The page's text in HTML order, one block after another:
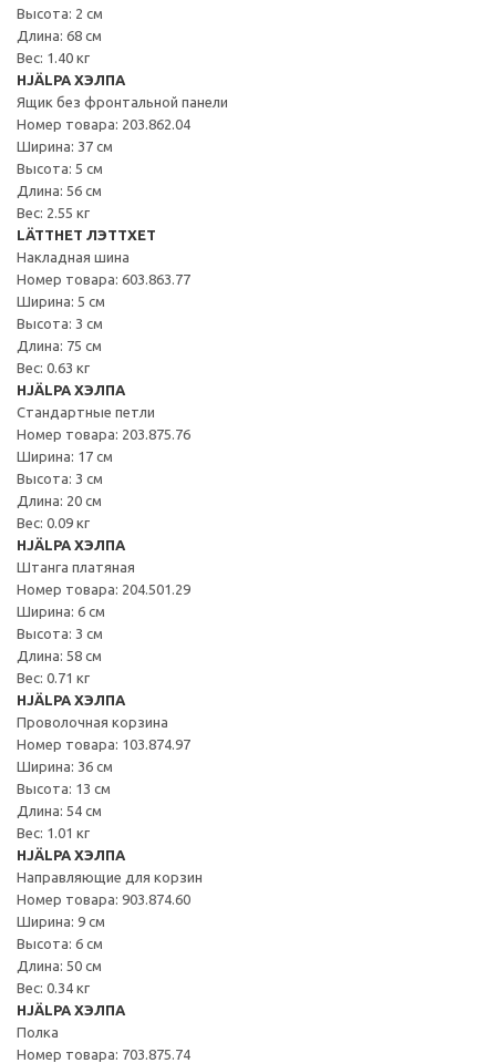
Высота: 2 см
Длина: 68 см
Вес: 1.40 кг
HJÄLPA ХЭЛПА
Ящик без фронтальной панели
Номер товара: 203.862.04
Ширина: 37 см
Высота: 5 см
Длина: 56 см
Вес: 2.55 кг
LÄTTHET ЛЭТТХЕТ
Накладная шина
Номер товара: 603.863.77
Ширина: 5 см
Высота: 3 см
Длина: 75 см
Вес: 0.63 кг
HJÄLPA ХЭЛПА
Стандартные петли
Номер товара: 203.875.76
Ширина: 17 см
Высота: 3 см
Длина: 20 см
Вес: 0.09 кг
HJÄLPA ХЭЛПА
Штанга платяная
Номер товара: 204.501.29
Ширина: 6 см
Высота: 3 см
Длина: 58 см
Вес: 0.71 кг
HJÄLPA ХЭЛПА
Проволочная корзина
Номер товара: 103.874.97
Ширина: 36 см
Высота: 13 см
Длина: 54 см
Вес: 1.01 кг
HJÄLPA ХЭЛПА
Направляющие для корзин
Номер товара: 903.874.60
Ширина: 9 см
Высота: 6 см
Длина: 50 см
Вес: 0.34 кг
HJÄLPA ХЭЛПА
Полка
Номер товара: 703.875.74